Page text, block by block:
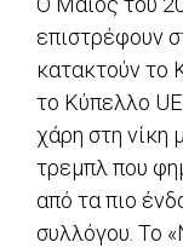
επιστρέφουν
κατακτούν το
το Κύπελλο
χάρη στη νίκη
τρεμπλ που
από τα πιο
συλλόγου. Το